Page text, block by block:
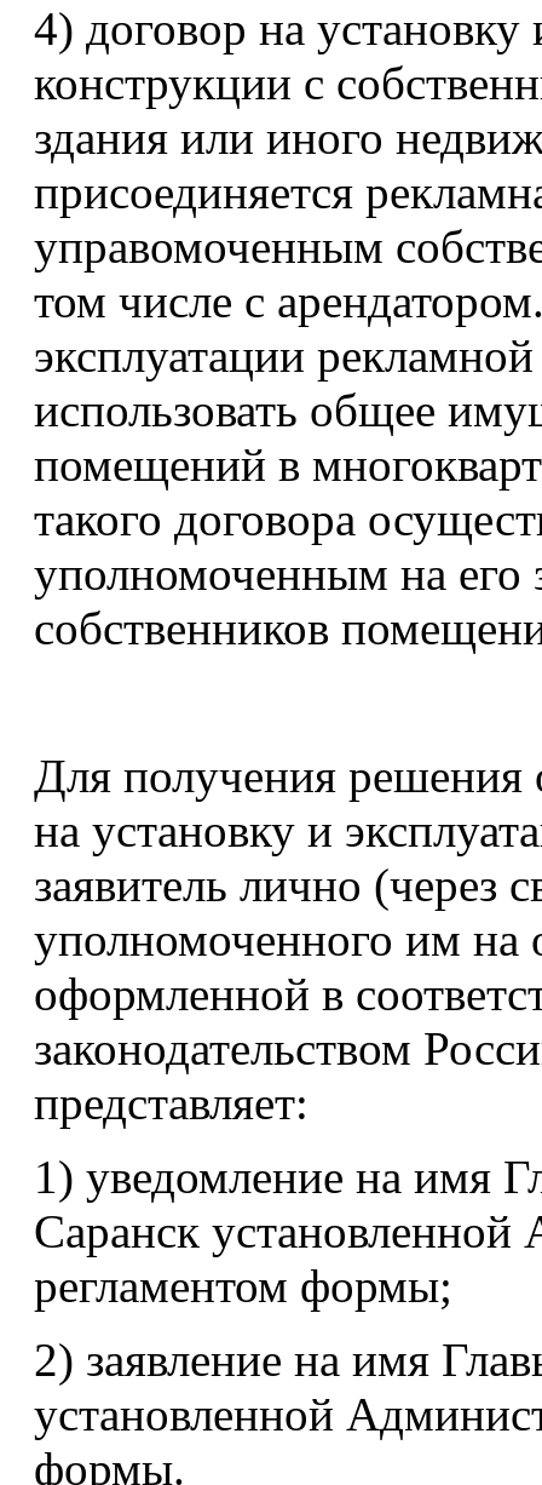
4) договор на
конструкции с
здания или иного
присоединяется
управомоченным
том числе с
эксплуатации
использовать общее
помещений в
такого договора
уполномоченным на
собственников
Для получения решения
на установку и
заявитель лично (через
уполномоченного им на
оформленной в
законодательством
представляет:
1) уведомление на имя
Саранск
регламентом формы;
2) заявление на имя
установленной
формы.